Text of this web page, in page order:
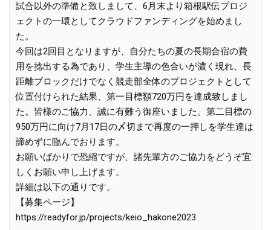
試合以外の準備と致しまして、6月末より箱根駅伝プロジ
ェクトの一環としてクラウドファンディングを始めまし
た。
今回は2回目となりますが、自分たちの夏の長期合宿の費
用を捻出する為であり、学生主導の色合いが濃く現れ、長
距離ブロックだけでなく競走部全体のプロジェクトとして
位置付けられた結果、第一目標額720万円を達成致しまし
た。皆様のご協力、誠に有難う御座いました。第二目標の
950万円に向け7月17日の〆切まで再度の一押しを学生達は
諦めずに臨んでおります。
お願いばかりで恐縮ですが、諸先輩方のご協力をどうぞ宜
しくお願い申し上げます。
詳細は以下の通りです。
【募集ページ】
https://readyfor.jp/projects/keio_hakone2023